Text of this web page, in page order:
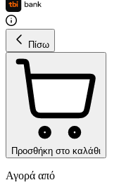
Πίσω
Προσθήκη στο καλάθι
Αγορά από